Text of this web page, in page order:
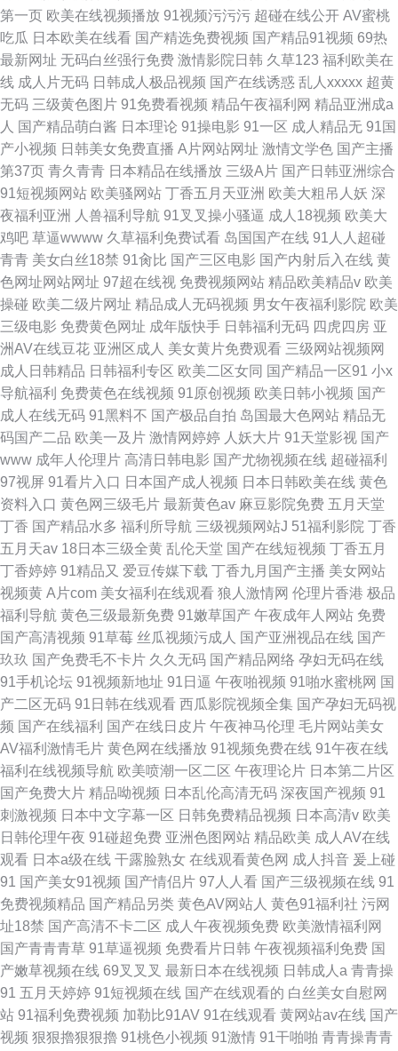
第一页 欧美在线视频播放 91视频污污污 超碰在线公开 AV蜜桃
吃瓜 日本欧美在线看 国产精选免费视频 国产精品91视频 69热
最新网址 无码白丝强行免费 激情影院日韩 久草123 福利欧美在
线 成人片无码 日韩成人极品视频 国产在线诱惑 乱人xxxxx 超黄
无码 三级黄色图片 91免费看视频 精品午夜福利网 精品亚洲成a
人 国产精品萌白酱 日本理论 91操电影 91一区 成人精品无 91国
产小视频 日韩美女免费直播 A片网站网址 激情文学色 国产主播
第37页 青久青青 日本精品在线播放 三级A片 国产日韩亚洲综合
91短视频网站 欧美骚网站 丁香五月天亚洲 欧美大粗吊人妖 深
夜福利亚洲
人兽福利导航 91叉叉操小骚逼 成人18视频 欧美大
鸡吧 草逼wwww 久草福利免费试看 岛国国产在线 91人人超碰
青青 美女白丝18禁 91肏比 国产三区电影 国产内射后入在线 黄
色网址网站网址 97超在线视 免费视频网站 精品欧美精品v 欧美
操碰 欧美二级片网址 精品成人无码视频 男女午夜福利影院 欧美
三级电影 免费黄色网址 成年版快手 日韩福利无码 四虎四房 亚
洲AV在线豆花 亚洲区成人 美女黄片免费观看 三级网站视频网
成人日韩精品 日韩福利专区 欧美二区女同 国产精品一区91 小x
导航福利 免费黄色在线视频 91原创视频 欧美日韩小视频 国产
成人在线无码 91黑料不 国产极品自拍 岛国最大色网站 精品无
码国产二品 欧美一及片 激情网婷婷 人妖大片 91天堂影视 国产
www 成年人伦理片 高清日韩电影 国产尤物视频在线 超碰福利
97视屏 91看片入口 日本国产成人视频 日本日韩欧美在线 黄色
资料入口 黄色网三级毛片 最新黄色av 麻豆影院免费 五月天堂
丁香 国产精品水多 福利所导航 三级视频网站J 51福利影院 丁香
五月天av 18日本三级全黄 乱伦天堂 国产在线短视频 丁香五月
丁香婷婷 91精品又 爱豆传媒下载 丁香九月国产主播 美女网站
视频黄 A片com 美女福利在线观看 狼人激情网 伦理片香港 极品
福利导航 黄色三级最新免费 91嫩草国产 午夜成年人网站 免费
国产高清视频 91草莓 丝瓜视频污成人 国产亚洲视品在线 国产
玖玖 国产免费毛不卡片 久久无码 国产精品网络 孕妇无码在线
91手机论坛 91视频新地址 91日逼 午夜啪视频 91啪水蜜桃网 国
产二区无码 91日韩在线观看 西瓜影院视频全集 国产孕妇无码视
频 国产在线福利 国产在线日皮片 午夜神马伦理 毛片网站美女
AV福利激情毛片 黄色网在线播放 91视频免费在线 91午夜在线
福利在线视频导航 欧美喷潮一区二区 午夜理论片 日本第二片区
国产免费大片 精品呦视频 日本乱伦高清无码 深夜国产视频 91
刺激视频 日本中文字幕一区 日韩免费精品视频 日本高清v 欧美
日韩伦理午夜 91碰超免费 亚洲色图网站 精品欧美 成人AV在线
观看 日本a级在线 干露脸熟女 在线观看黄色网 成人抖音 爰上碰
91 国产美女91视频 国产情侣片 97人人看 国产三级视频在线 91
免费视频精品 国产精品另类 黄色AV网站人 黄色91福利社 污网
址18禁 国产高清不卡二区 成人午夜视频免费 欧美激情福利网
国产青青青草 91草逼视频 免费看片日韩 午夜视频福利免费 国
产嫩草视频在线 69叉叉叉 最新日本在线视频 日韩成人a 青青操
91 五月天婷婷 91短视频在线 国产在线观看的 白丝美女自慰网
站 91福利免费视频 加勒比91AV 91在线观看 黄网站av在线 国产
视频 狠狠擼狠狠擼 91桃色小视频 91激情 91干啪啪 青青操青青